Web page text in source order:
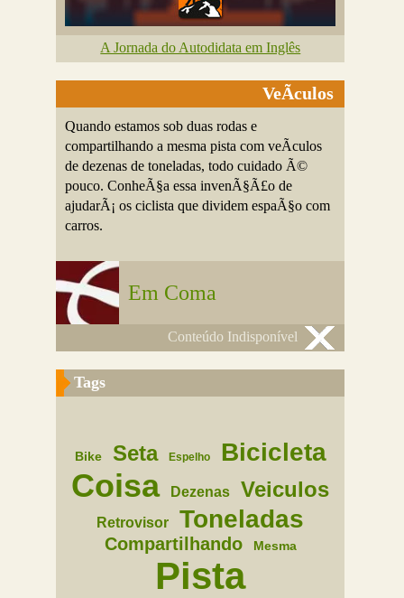
A Jornada do Autodidata em Inglês
VeÃ­culos
Quando estamos sob duas rodas e
compartilhando a mesma pista com veÃ­culos
de dezenas de toneladas, todo cuidado Ã©
pouco. ConheÃ§a essa invenÃ§Ã£o de
ajudarÃ¡ os ciclista que dividem espaÃ§o com
carros.
Em Coma
Conteúdo Indisponível
Tags
Bike Seta Espelho Bicicleta
Coisa Dezenas Veiculos
Retrovisor Toneladas
Compartilhando Mesma
Pista